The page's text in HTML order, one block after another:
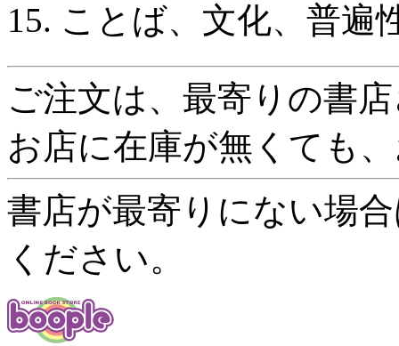
15. ことば、文化、普遍
ご注文は、最寄りの書
お店に在庫が無くても
書店が最寄りにない場
ください。